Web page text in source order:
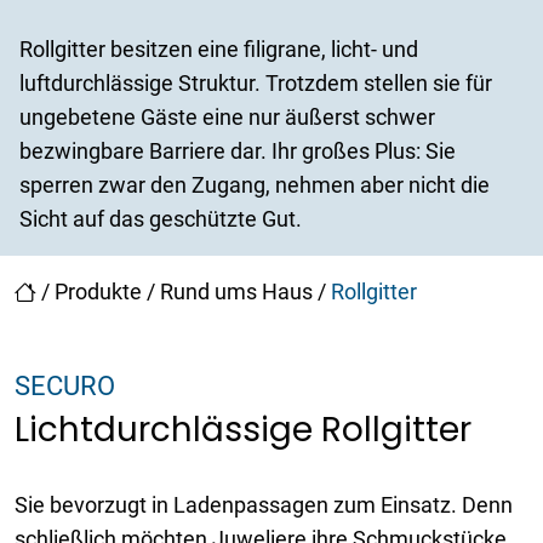
/ Produkte / Rund ums Haus/ Rollgitter
Rollgitter besitzen eine filigrane, licht- und
luftdurchlässige Struktur. Trotzdem stellen sie für
ungebetene Gäste eine nur äußerst schwer
bezwingbare Barriere dar. Ihr großes Plus: Sie
sperren zwar den Zugang, nehmen aber nicht die
Sicht auf das geschützte Gut.
SECURO
Lichtdurchlässige Rollgitter
Sie bevorzugt in Ladenpassagen zum Einsatz. Denn